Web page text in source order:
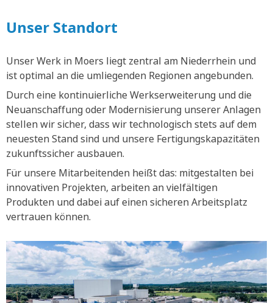
Unser Standort
Unser Werk in Moers liegt zentral am Niederrhein und
ist optimal an die umliegenden Regionen angebunden.
Durch eine kontinuierliche Werkserweiterung und die
Neuanschaffung oder Modernisierung unserer Anlagen
stellen wir sicher, dass wir technologisch stets auf dem
neuesten Stand sind und unsere Fertigungskapazitäten
zukunftssicher ausbauen.
Für unsere Mitarbeitenden heißt das: mitgestalten bei
innovativen Projekten, arbeiten an vielfältigen
Produkten und dabei auf einen sicheren Arbeitsplatz
vertrauen können.